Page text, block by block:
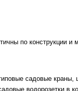
по конструкции
садовые краны,
водорозетки в